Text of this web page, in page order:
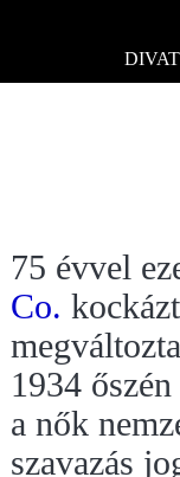
DIVAT
75 évvel
Co.
1934
a nők
szavazás